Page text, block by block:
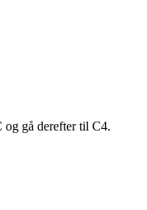
gå derefter til C4.